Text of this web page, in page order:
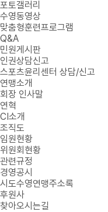
포토갤러리
수영동영상
맞춤형훈련프로그램
Q&A
민원게시판
인권상담신고
스포츠윤리센터 상담/신고
연맹소개
회장 인사말
연혁
CI소개
조직도
임원현황
위원회현황
관련규정
경영공시
시도수영연맹주소록
후원사
찾아오시는길